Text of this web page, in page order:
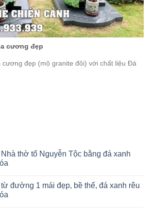
cương đẹp
cương đẹp (mộ granite đôi) với chất liệu Đá
thờ tổ Nguyễn Tộc bằng đá xanh
đường 1 mái đẹp, bề thế, đá xanh rêu